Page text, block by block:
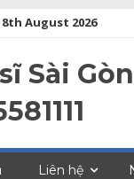
August 2026
Sài
Liên hệ